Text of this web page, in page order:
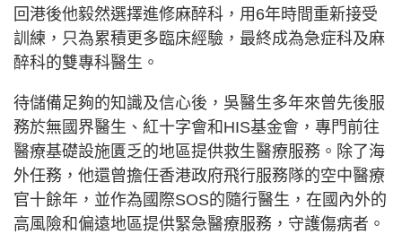
回港後他毅然選擇進修麻醉科，用6年時間重新接受
訓練，只為累積更多臨床經驗，最終成為急症科及麻
醉科的雙專科醫生。
待儲備足夠的知識及信心後，吳醫生多年來曾先後服
務於無國界醫生、紅十字會和HIS基金會，專門前往
醫療基礎設施匱乏的地區提供救生醫療服務。除了海
外任務，他還曾擔任香港政府飛行服務隊的空中醫療
官十餘年，並作為國際SOS的隨行醫生，在國內外的
高風險和偏遠地區提供緊急醫療服務，守護傷病者。